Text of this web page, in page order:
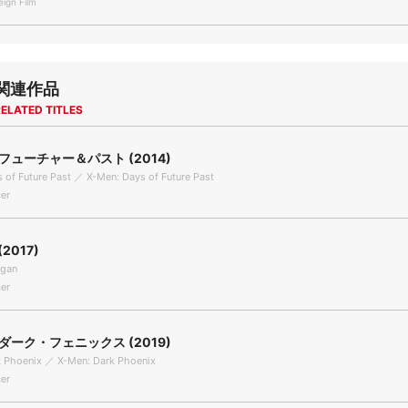
連作品
TITLES
ーチャー＆パスト (2014)
of Future Past ／ X-Men: Days of Future Past
ーク・フェニックス (2019)
Phoenix ／ X-Men: Dark Phoenix